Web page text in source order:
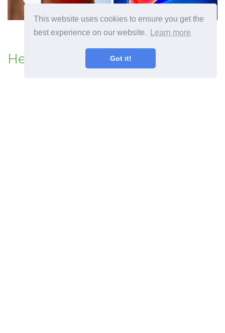
This website uses cookies to ensure you get the
best experience on our website.
Learn more
Got it!
Heel Spur Behandlingar